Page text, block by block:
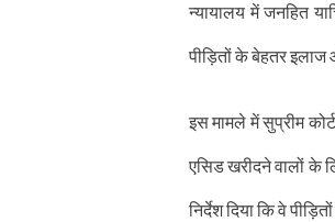
न्यायालय में जनहित
पीड़ितों के बेहतर
इस मामले में सुप्रीम
एसिड खरीदने वालों के
निर्देश दिया कि वे